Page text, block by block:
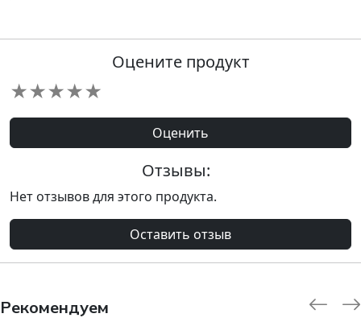
Оцените продукт
★
★
★
★
★
Оценить
Отзывы:
Нет отзывов для этого продукта.
Оставить отзыв
Рекомендуем